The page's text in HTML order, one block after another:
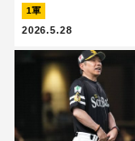
1軍
2026.5.28